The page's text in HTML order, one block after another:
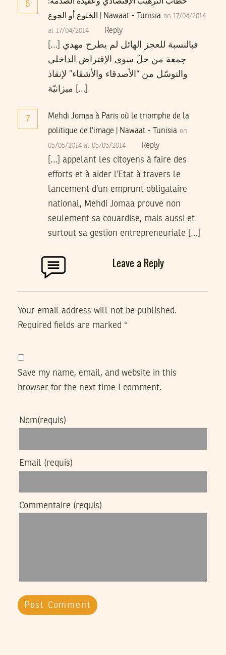
6
خطاب الترهيب الإقتصادي وعقيدة الصدمة:
الخنوع أو الجوع | Nawaat - Tunisia on 17/04/2014
at 17/04/2014 Reply
[…] فبالنسبة للعجز الهائل لم يطرح مهدي
جمعة من حلّ سوى الإقتراض الداخلي
والتوسّل من “الأصدقاء والأشقاء” لإنقاذ
ميزانيّة […]
7
Mehdi Jomaa à Paris où le triomphe de la
politique de l’image | Nawaat - Tunisia on
05/05/2014 at 05/05/2014 Reply
[…] appelant les citoyens à faire des
efforts et à aider l’Etat à travers le
lancement d’un emprunt obligataire
national, Mehdi Jomaa prouve non
seulement sa couardise, mais aussi et
surtout sa gestion entrepreneuriale […]
Leave a Reply
Your email address will not be published.
Required fields are marked *
Save my name, email, and website in this
browser for the next time I comment.
Nom(requis)
Email (requis)
Commentaire (requis)